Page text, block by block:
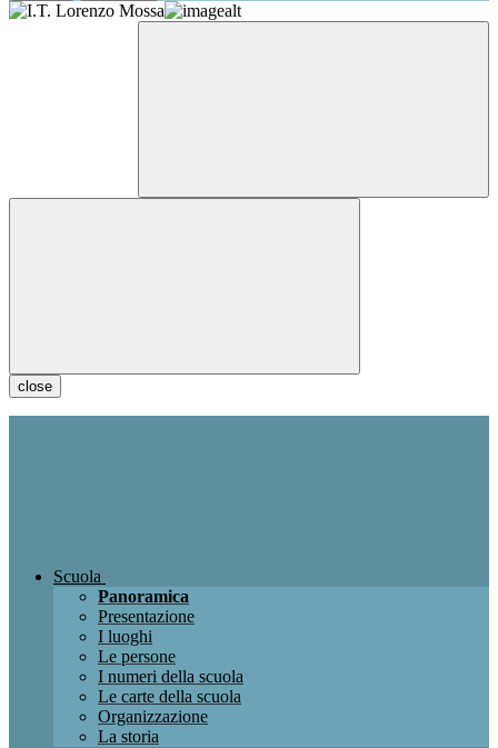
close
Scuola
Panoramica
Presentazione
I luoghi
Le persone
I numeri della scuola
Le carte della scuola
Organizzazione
La storia